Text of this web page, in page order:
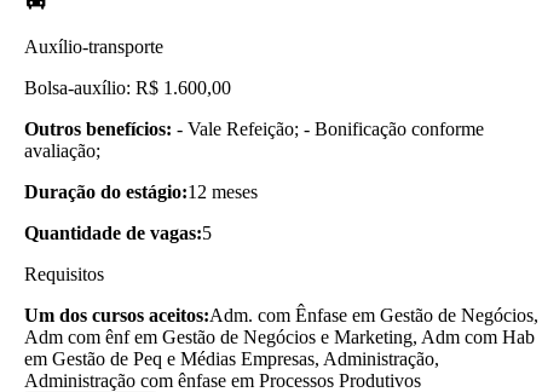
Auxílio-transporte
Bolsa-auxílio: R$ 1.600,00
Outros benefícios: - Vale Refeição; - Bonificação conforme
avaliação;
Duração do estágio:12 meses
Quantidade de vagas:5
Requisitos
Um dos cursos aceitos:Adm. com Ênfase em Gestão de Negócios,
Adm com ênf em Gestão de Negócios e Marketing, Adm com Hab
em Gestão de Peq e Médias Empresas, Administração,
Administração com ênfase em Processos Produtivos